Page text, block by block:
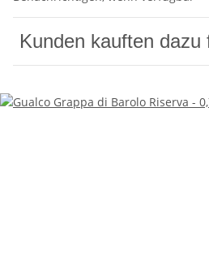
Kunden kauften dazu